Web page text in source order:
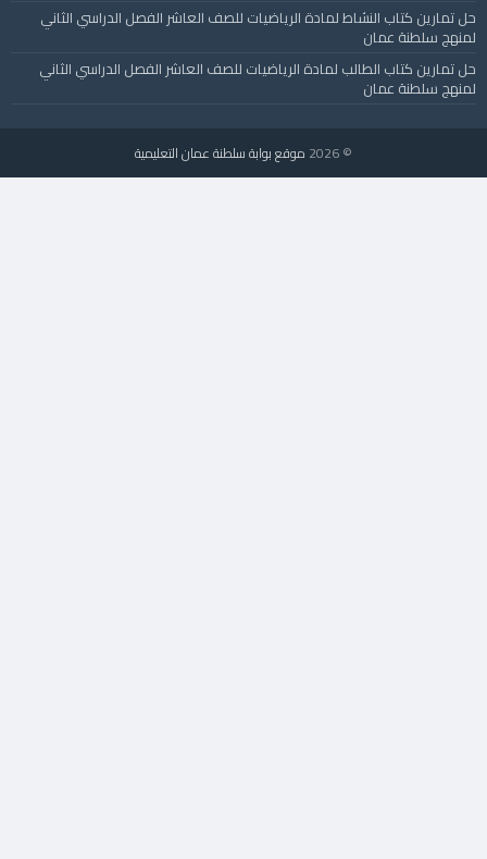
حل تمارين كتاب النشاط لمادة الرياضيات للصف العاشر الفصل الدراسي الثاني
لمنهج سلطنة عمان
حل تمارين كتاب الطالب لمادة الرياضيات للصف العاشر الفصل الدراسي الثاني
لمنهج سلطنة عمان
© 2026 موقع بوابة سلطنة عمان التعليمية